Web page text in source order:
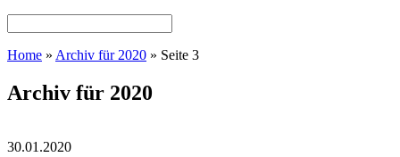
Home » Archiv für 2020 » Seite 3
Archiv für 2020
30.01.2020